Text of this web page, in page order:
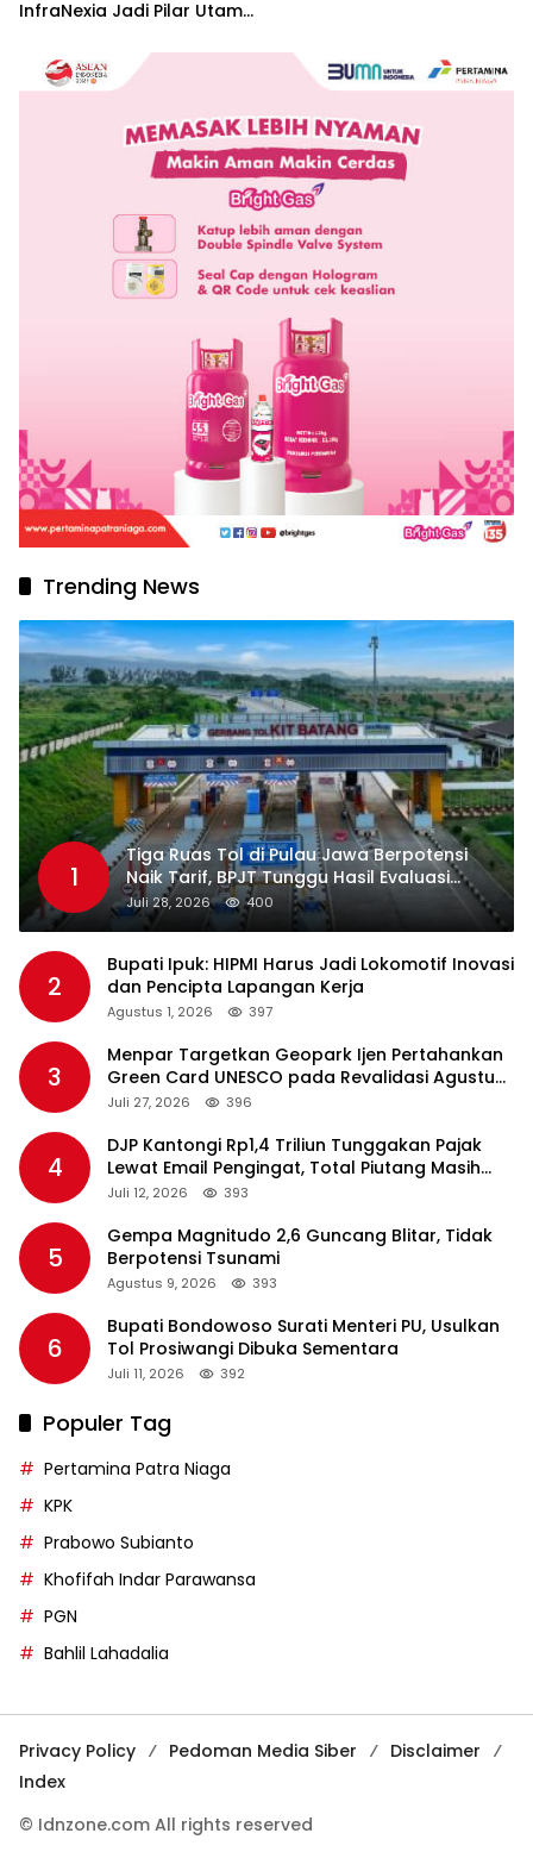
InfraNexia Jadi Pilar Utama
Connectivity
Trending News
1
Tiga Ruas Tol di Pulau Jawa Berpotensi
Naik Tarif, BPJT Tunggu Hasil Evaluasi
Standar Pelayanan
Juli 28, 2026 400
2
Bupati Ipuk: HIPMI Harus Jadi Lokomotif Inovasi
dan Pencipta Lapangan Kerja
Agustus 1, 2026 397
3
Menpar Targetkan Geopark Ijen Pertahankan
Green Card UNESCO pada Revalidasi Agustus
2026
Juli 27, 2026 396
4
DJP Kantongi Rp1,4 Triliun Tunggakan Pajak
Lewat Email Pengingat, Total Piutang Masih
Rp36 Triliun
Juli 12, 2026 393
5
Gempa Magnitudo 2,6 Guncang Blitar, Tidak
Berpotensi Tsunami
Agustus 9, 2026 393
6
Bupati Bondowoso Surati Menteri PU, Usulkan
Tol Prosiwangi Dibuka Sementara
Juli 11, 2026 392
Populer Tag
Pertamina Patra Niaga
KPK
Prabowo Subianto
Khofifah Indar Parawansa
PGN
Bahlil Lahadalia
Privacy Policy Pedoman Media Siber
Disclaimer
Index
© Idnzone.com All rights reserved